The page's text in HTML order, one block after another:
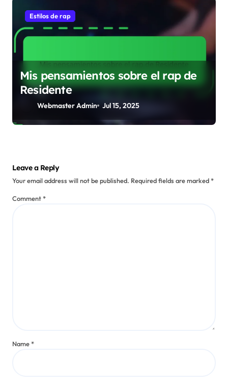
Estilos de rap
Mis pensamientos sobre el rap de
Residente
Webmaster Admin Jul 15, 2025
Leave a Reply
Your email address will not be published. Required fields are marked*
Comment*
Name*